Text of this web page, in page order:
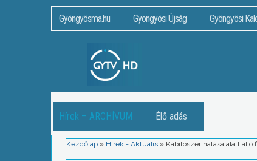
Gyöngyösma.hu Gyöngyösi Újság Gyöngyösi
Hírek – ARCHÍVUM Élő adás
Kezdőlap » Hírek - Aktuális » Kábítószer hatása alatt